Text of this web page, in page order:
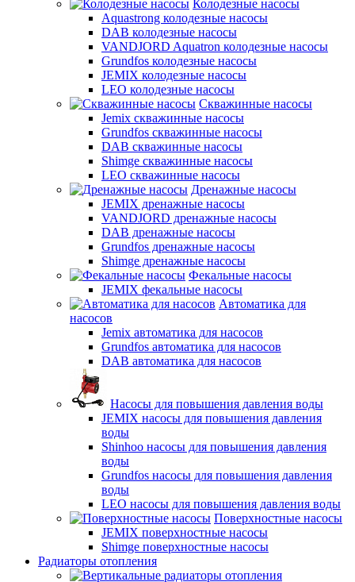
Колодезные насосы
Aquastrong колодезные насосы
DAB колодезные насосы
VANDJORD Aquatron колодезные насосы
Grundfos колодезные насосы
JEMIX колодезные насосы
LEO колодезные насосы
Скважинные насосы
Jemix cкважинные насосы
Grundfos скважинные насосы
DAB скважинные насосы
Shimge скважинные насосы
LEO скважинные насосы
Дренажные насосы
JEMIX дренажные насосы
VANDJORD дренажные насосы
DAB дренажные насосы
Grundfos дренажные насосы
Shimge дренажные насосы
Фекальные насосы
JEMIX фекальные насосы
Автоматика для
насосов
Jemix автоматика для насосов
Grundfos автоматика для насосов
DAB автоматика для насосов
Насосы для повышения давления воды
JEMIX насосы для повышения давления
воды
Shinhoo насосы для повышения давления
воды
Grundfos насосы для повышения давления
воды
LEO насосы для повышения давления воды
Поверхностные насосы
JEMIX поверхностные насосы
Shimge поверхностные насосы
Радиаторы отопления